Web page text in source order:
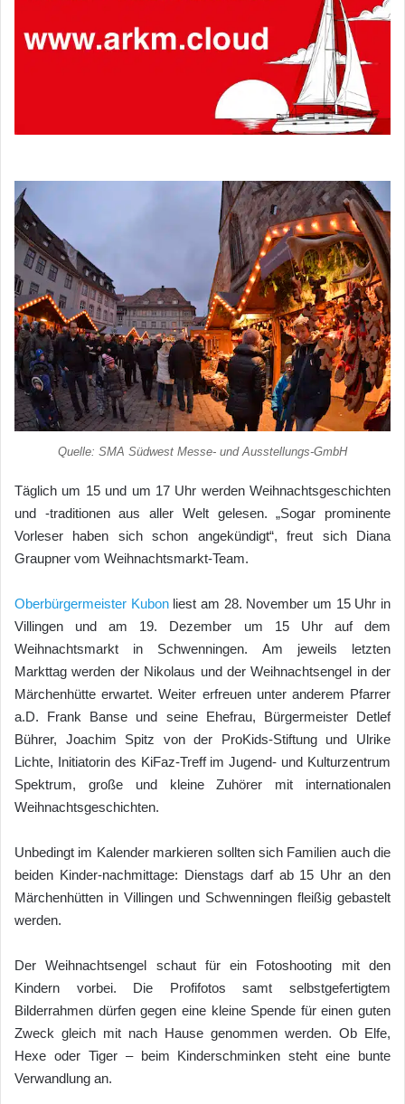
Quelle: SMA Südwest Messe- und Ausstellungs-GmbH
Täglich um 15 und um 17 Uhr werden Weihnachtsgeschichten
und -traditionen aus aller Welt gelesen. „Sogar prominente
Vorleser haben sich schon angekündigt“, freut sich Diana
Graupner vom Weihnachtsmarkt-Team.
Oberbürgermeister Kubonliest am 28. November um 15 Uhr in
Villingen und am 19. Dezember um 15 Uhr auf dem
Weihnachtsmarkt in Schwenningen. Am jeweils letzten
Markttag werden der Nikolaus und der Weihnachtsengel in der
Märchenhütte erwartet. Weiter erfreuen unter anderem Pfarrer
a.D. Frank Banse und seine Ehefrau, Bürgermeister Detlef
Bührer, Joachim Spitz von der ProKids-Stiftung und Ulrike
Lichte, Initiatorin des KiFaz-Treff im Jugend- und Kulturzentrum
Spektrum, große und kleine Zuhörer mit internationalen
Weihnachtsgeschichten.
Unbedingt im Kalender markieren sollten sich Familien auch die
beiden Kinder-nachmittage: Dienstags darf ab 15 Uhr an den
Märchenhütten in Villingen und Schwenningen fleißig gebastelt
werden.
Der Weihnachtsengel schaut für ein Fotoshooting mit den
Kindern vorbei. Die Profifotos samt selbstgefertigtem
Bilderrahmen dürfen gegen eine kleine Spende für einen guten
Zweck gleich mit nach Hause genommen werden. Ob Elfe,
Hexe oder Tiger – beim Kinderschminken steht eine bunte
Verwandlung an.